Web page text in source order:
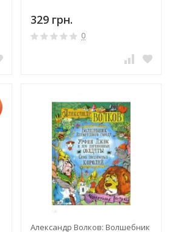
329 грн.
0
Александр Волков: Волшебник